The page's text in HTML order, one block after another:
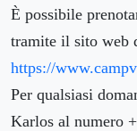
È possibile
tramite il sito web
https://
Per qualsiasi
Karlos al numero